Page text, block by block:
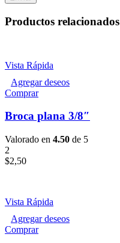
Productos relacionados
Vista Rápida
Agregar deseos
Comprar
Broca plana 3/8″
Valorado en 4.50 de 5
2
$2,50
Vista Rápida
Agregar deseos
Comprar